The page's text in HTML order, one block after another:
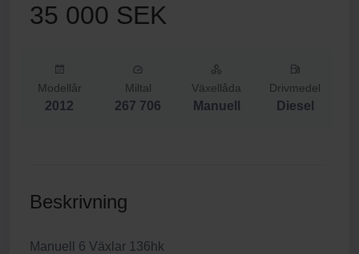
35 000 SEK
Modellår
2012
Miltal
267 706
Växellåda
Manuell
Drivmedel
Diesel
Beskrivning
Manuell 6 Växlar 136hk